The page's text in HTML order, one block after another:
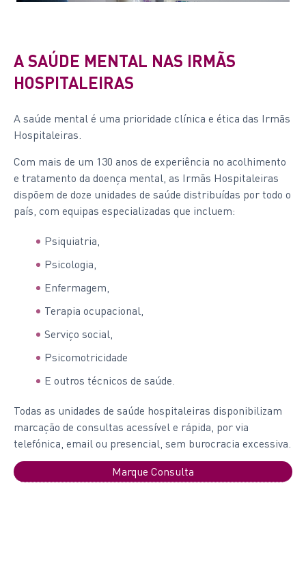
A SAÚDE MENTAL NAS IRMÃS
HOSPITALEIRAS
A saúde mental é uma prioridade clínica e ética das Irmãs
Hospitaleiras.
Com mais de um 130 anos de experiência no acolhimento
e tratamento da doença mental, as Irmãs Hospitaleiras
dispõem de doze unidades de saúde distribuídas por todo o
país, com equipas especializadas que incluem:
Psiquiatria,
Psicologia,
Enfermagem,
Terapia ocupacional,
Serviço social,
Psicomotricidade
E outros técnicos de saúde.
Todas as unidades de saúde hospitaleiras disponibilizam
marcação de consultas acessível e rápida, por via
telefónica, email ou presencial, sem burocracia excessiva.
Marque Consulta